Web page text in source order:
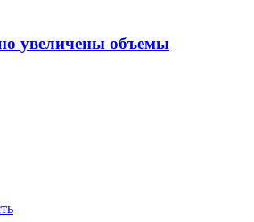
увеличены объемы